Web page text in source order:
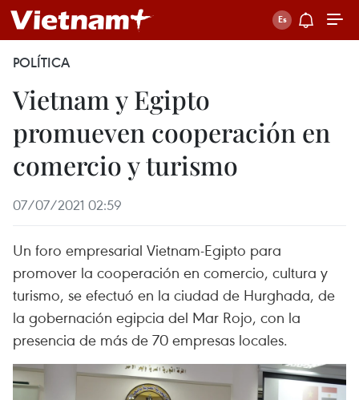
POLÍTICA
Vietnam y Egipto
promueven cooperación en
comercio y turismo
07/07/2021 02:59
Un foro empresarial Vietnam-Egipto para
promover la cooperación en comercio, cultura y
turismo, se efectuó en la ciudad de Hurghada, de
la gobernación egipcia del Mar Rojo, con la
presencia de más de 70 empresas locales.